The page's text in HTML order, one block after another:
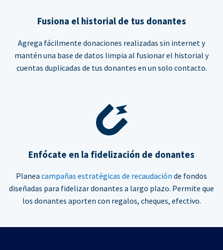
Fusiona el historial de tus donantes
Agrega fácilmente donaciones realizadas sin internet y
mantén una base de datos limpia al fusionar el historial y
cuentas duplicadas de tus donantes en un solo contacto.
Enfócate en la fidelización de donantes
Planea campañas estratégicas de recaudación de fondos
diseñadas para fidelizar donantes a largo plazo. Permite que
los donantes aporten con regalos, cheques, efectivo.